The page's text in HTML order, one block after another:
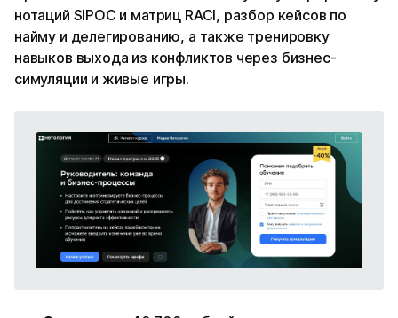
нотаций SIPOC и матриц RACI, разбор кейсов по
найму и делегированию, а также тренировку
навыков выхода из конфликтов через бизнес-
симуляции и живые игры.